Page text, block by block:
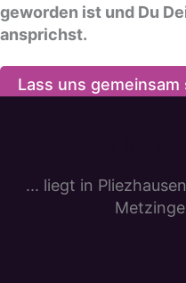
geworden ist und Du
ansprichst.
Lass uns
... liegt in